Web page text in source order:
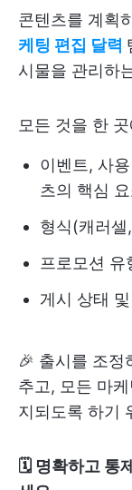
콘텐츠를 계획
케팅 편집 달력
시물을 관리하
모든 것을 한
이벤트, 사
츠의 핵심
형식(캐러
프로모션
게시 상태
🎉 출시를 조정
추고, 모든 마
지되도록 하기
🗓️ 명확하고 통